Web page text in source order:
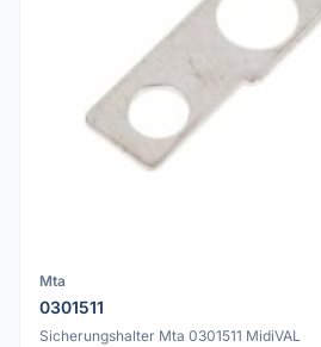
Mta
0301511
Sicherungshalter Mta 0301511 MidiVAL